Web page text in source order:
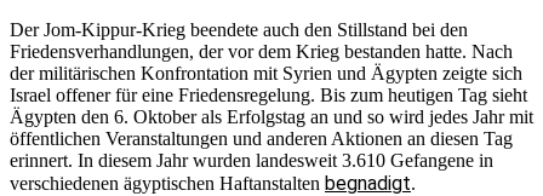
Der Jom-Kippur-Krieg beendete auch den Stillstand bei den
Friedensverhandlungen, der vor dem Krieg bestanden hatte. Nach
der militärischen Konfrontation mit Syrien und Ägypten zeigte sich
Israel offener für eine Friedensregelung. Bis zum heutigen Tag sieht
Ägypten den 6. Oktober als Erfolgstag an und so wird jedes Jahr mit
öffentlichen Veranstaltungen und anderen Aktionen an diesen Tag
erinnert. In diesem Jahr wurden landesweit 3.610 Gefangene in
verschiedenen ägyptischen Haftanstalten begnadigt.